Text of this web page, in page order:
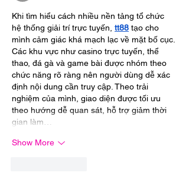
Khi tìm hiểu cách nhiều nền tảng tổ chức
hệ thống giải trí trực tuyến, tt88 tạo cho
mình cảm giác khá mạch lạc về mặt bố cục.
Các khu vực như casino trực tuyến, thể
thao, đá gà và game bài được nhóm theo
chức năng rõ ràng nên người dùng dễ xác
định nội dung cần truy cập. Theo trải
nghiệm của mình, giao diện được tối ưu
theo hướng dễ quan sát, hỗ trợ giảm thời
gian làm…
Show More